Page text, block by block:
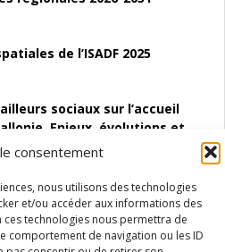
consentement
nous utilisons des technologies
et/ou accéder aux informations des
technologies nous permettra de
comportement de navigation ou les ID
de l’ISADF 2025
sociaux sur l’accueil
Enjeux, évolutions et
d’emploi (SAACE)